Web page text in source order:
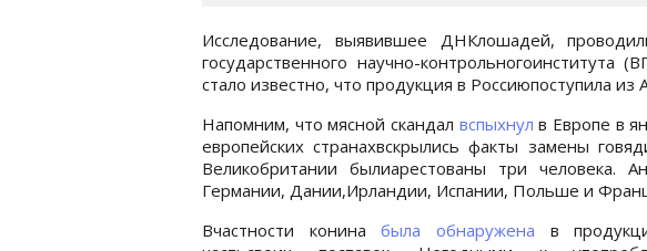
Исследование, выявившее ДНКлошадей,
государственного научно-
стало известно, что продукция в Россиюпоступила из
Напомним, что мясной скандал вспыхнул в Европе в
европейских странахвскрылись факты замены
Великобритании былиарестованы три человека.
Германии, Дании,Ирландии, Испании, Польше и
Вчастности конинабыла обнаружена в